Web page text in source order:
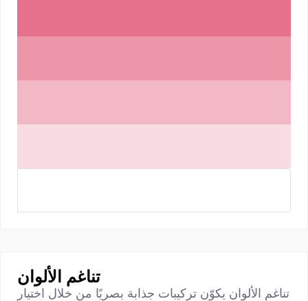
تناغم الألوان
تناغم الألوان يكوّن تركيبات جذابة بصريًا من خلال اختيار